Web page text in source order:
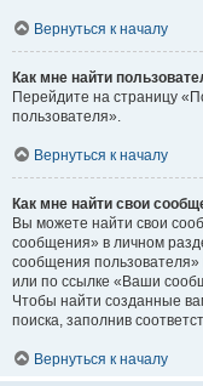
Вернуться к началу
Как мне найти
Перейдите на страницу
пользователя».
Вернуться к началу
Как мне найти свои
Вы можете найти свои
сообщения» в личном
сообщения
или по ссылке «Ваши
Чтобы найти созданные
поиска, заполнив
Вернуться к началу